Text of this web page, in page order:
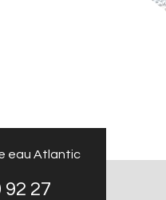
eau Atlantic
92 27